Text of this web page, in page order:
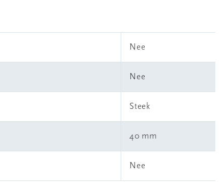
Nee
Nee
Steek
40 mm
Nee